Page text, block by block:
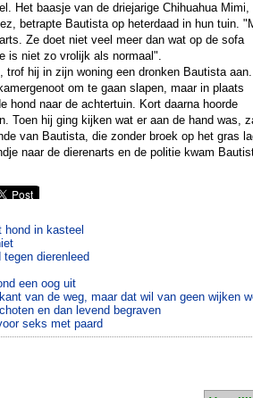
Het baasje van de driejarige Chihuahua Mimi,
betrapte Bautista op heterdaad in hun tuin.
Ze doet niet veel meer dan wat op de sofa
is niet zo vrolijk als normaal".
trof hij in zijn woning een dronken Bautista aan.
om te gaan slapen, maar in plaats
hond naar de achtertuin. Kort daarna hoorde
Toen hij ging kijken wat er aan de hand was,
van Bautista, die zonder broek op het gras
naar de dierenarts en de politie kwam
in kasteel
dierenleed
een oog uit
van de weg, maar dat wil van geen wijken
en dan levend begraven
seks met paard